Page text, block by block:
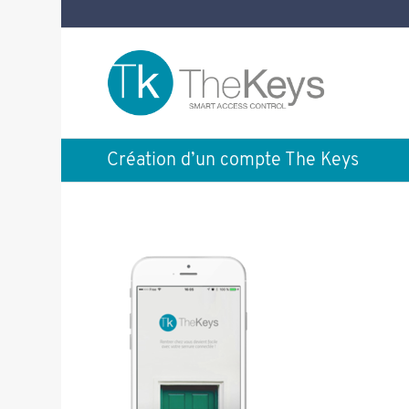
Création d’un compte The Keys